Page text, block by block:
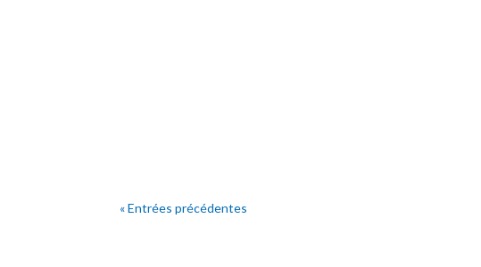
« Entrées précédentes